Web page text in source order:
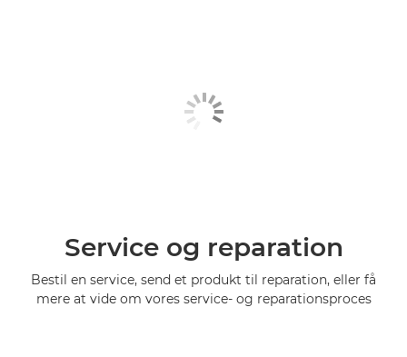
Service og reparation
Bestil en service, send et produkt til reparation, eller få
mere at vide om vores service- og reparationsproces